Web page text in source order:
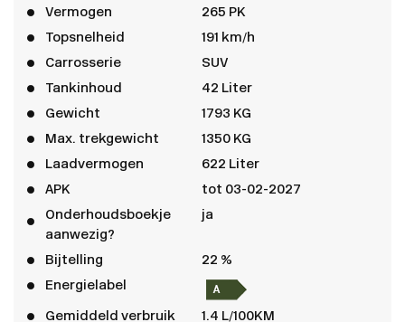
Vermogen
265 PK
Topsnelheid
191 km/h
Carrosserie
SUV
Tankinhoud
42 Liter
Gewicht
1793 KG
Max. trekgewicht
1350 KG
Laadvermogen
622 Liter
APK
tot 03-02-2027
Onderhoudsboekje
aanwezig?
ja
Bijtelling
22 %
Energielabel
Gemiddeld verbruik 1.4 L/100KM